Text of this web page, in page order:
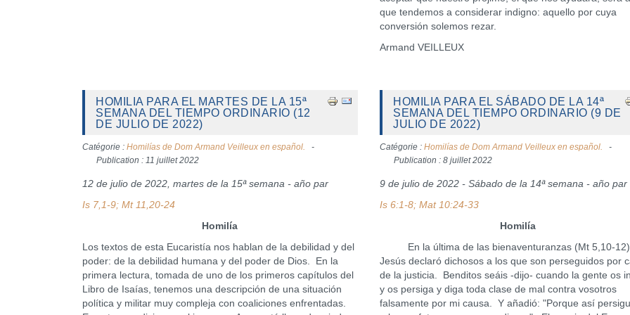
que tendemos a considerar indigno: aquello por cuya
conversión solemos rezar.
Armand VEILLEUX
HOMILIA PARA EL MARTES DE LA 15ª
SEMANA DEL TIEMPO ORDINARIO (12
DE JULIO DE 2022)
Catégorie : Homilías de Dom Armand Veilleux en español.
Publication : 11 juillet 2022
12 de julio de 2022, martes de la 15ª semana - año par
Is 7,1-9; Mt 11,20-24
Homilía
Los textos de esta Eucaristía nos hablan de la debilidad y del
poder: de la debilidad humana y del poder de Dios. En la
primera lectura, tomada de uno de los primeros capítulos del
Libro de Isaías, tenemos una descripción de una situación
política y militar muy compleja con coaliciones enfrentadas.
HOMILIA PARA EL SÁBADO DE LA 14ª
SEMANA DEL TIEMPO ORDINARIO (9 DE
JULIO DE 2022)
Catégorie :Homilías de Dom Armand Veilleux en español.
Publication : 8 juillet 2022
9 de julio de 2022 - Sábado de la 14ª semana - año par
Is 6:1-8; Mat 10:24-33
Homilía
En la última de las bienaventuranzas (Mt 5,10-
Jesús declaró dichosos a los que son perseguidos por
de la justicia. Benditos seáis -dijo- cuando la gente os
y os persiga y diga toda clase de mal contra vosotros
falsamente por mi causa. Y añadió: "Porque así